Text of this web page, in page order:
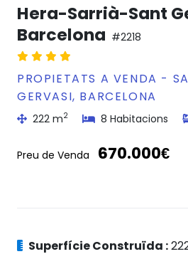
Hera-Sarrià-Sant
Barcelona #2218
PROPIETATS A VENDA -
GERVASI, BARCELONA
222 m2 8 Habitacions
Preu de Venda 670.000€
Superfície Construïda :